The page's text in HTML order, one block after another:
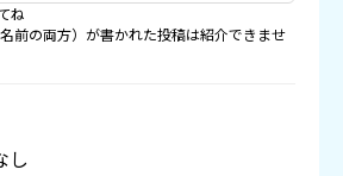
ね
前の両方）が書かれた投稿は紹介できませ
し